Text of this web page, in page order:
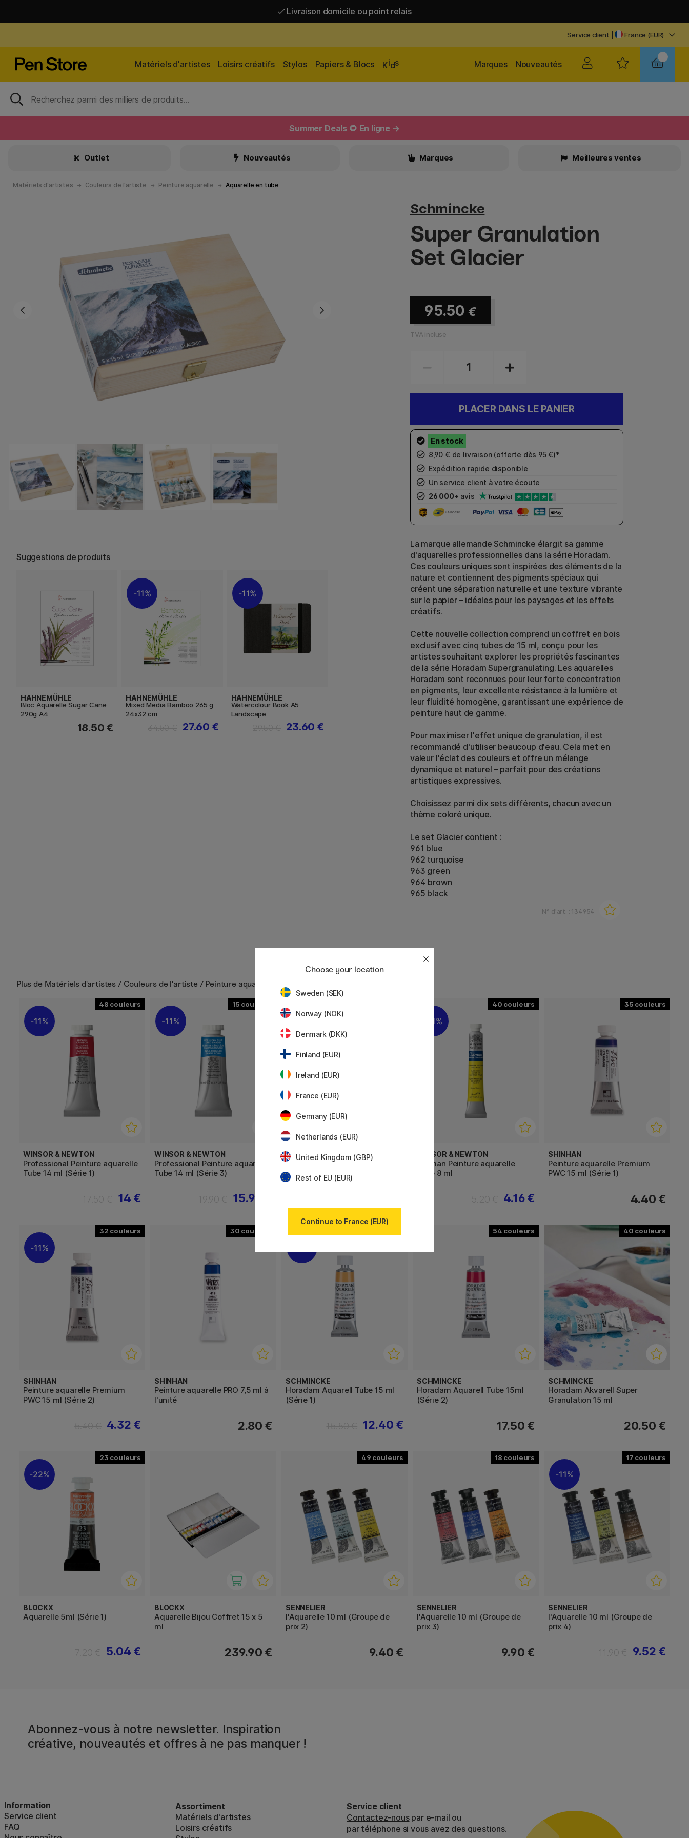
Livraison domicile ou point relais
Service client | France (EUR)
Matériels d'artistes Loisirs créatifs Stylos Papiers & Blocs Kids Nouveautés
Marques
Summer Deals 🌻 En ligne →
Outlet Nouveautés Marques Meilleures ventes
Matériels d'artistes Couleurs de l'artiste Peinture aquarelle Aquarelle en tube
Suggestions de produits
HAHNEMÜHLE
Bloc Aquarelle Sugar Cane
290g A4
18.50 €
11%
HAHNEMÜHLE
Mixed Media Bamboo 265 g
24x32 cm
27.60 €
11%
HAHNEMÜHLE
Watercolour Book A5
Landscape
23.60 €
Schmincke
Super Granulation
Set Glacier
95.50 €
TVA incluse
PLACER DANS LE PANIER
8,90 € de livraison(offerte dès 95 €)*
Expédition rapide disponible
Un service client à votre écoute
26 000+ avis
La marque allemande Schmincke élargit sa gamme
d'aquarelles professionnelles dans la série Horadam.
Ces couleurs uniques sont inspirées des éléments de la
nature et contiennent des pigments spéciaux qui
créent une séparation naturelle et une texture vibrante
sur le papier – idéales pour les paysages et les effets
créatifs.
Cette nouvelle collection comprend un coffret en bois
exclusif avec cinq tubes de 15 ml, conçu pour les
artistes souhaitant explorer les propriétés fascinantes
de la série Horadam Supergranulating. Les aquarelles
Horadam sont reconnues pour leur forte concentration
en pigments, leur excellente résistance à la lumière et
leur fluidité homogène, garantissant une expérience de
peinture haut de gamme.
Pour maximiser l'effet unique de granulation, il est
recommandé d'utiliser beaucoup d'eau. Cela met en
valeur l'éclat des couleurs et offre un mélange
dynamique et naturel – parfait pour des créations
artistiques expressives.
Choisissez parmi dix sets différents, chacun avec un
thème coloré unique.
Le set Glacier contient :
961 blue
962 turquoise
963 green
964 brown
965 black
N° d'art. : 134954
Plus de Matériels d'artistes / Couleurs de l'artiste / Peinture aquarelle / Aquarelle en tube
48
11%
WINSOR & NEWTON
Professional Peinture aquarelle
Tube 14 ml (Série 1)
14 €
15
11%
WINSOR & NEWTON
Professional Peinture aquarelle
Tube 14 ml (Série 3)
15.92 €
WINSOR & NEWTON
Professional Peinture aquarelle
Tube 14 ml (Série 4)
40
11%
WINSOR & NEWTON
Cotman Peinture aquarelle
Tube 8 ml
4.16 €
35
SHINHAN
Peinture aquarelle Premium
PWC 15 ml (Série 1)
4.40 €
32
11%
SHINHAN
Peinture aquarelle Premium
PWC 15 ml (Série 2)
4.32 €
30
SHINHAN
Peinture aquarelle PRO 7,5 ml à
l'unité
2.80 €
SCHMINCKE
Horadam Aquarell Tube 15 ml
(Série 1)
12.40 €
54
SCHMINCKE
Horadam Aquarell Tube 15ml
(Série 2)
17.50 €
40
SCHMINCKE
Horadam Akvarell Super
Granulation 15 ml
20.50 €
23
22%
BLOCKX
Aquarelle 5ml (Série 1)
5.04 €
BLOCKX
Aquarelle Bijou Coffret 15 x 5
ml
239.90 €
49
SENNELIER
l'Aquarelle 10 ml (Groupe de
prix 2)
9.40 €
18
SENNELIER
l'Aquarelle 10 ml (Groupe de
prix 3)
9.90 €
17
11%
SENNELIER
l'Aquarelle 10 ml (Groupe de
prix 4)
9.52 €
Abonnez-vous à notre newsletter. Inspiration
créative, nouveautés et offres à ne pas manquer !
Information
Service client
FAQ
Assortiment
Matériels d'artistes
Loisirs créatifs
Service client
Contactez-nouspar e-mail ou
par téléphone si vous avez des questions.
Choose your location
Sweden (SEK)
Norway (NOK)
Denmark (DKK)
Finland (EUR)
Ireland (EUR)
France (EUR)
Germany (EUR)
Netherlands (EUR)
United Kingdom (GBP)
Rest of EU (EUR)
Continue to France (EUR)